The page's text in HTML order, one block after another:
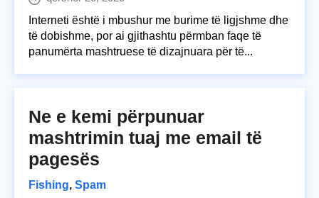
Interneti është i mbushur me burime të ligjshme dhe
të dobishme, por ai gjithashtu përmban faqe të
panumërta mashtruese të dizajnuara për të...
Ne e kemi përpunuar
mashtrimin tuaj me email të
pagesës
Fishing, Spam